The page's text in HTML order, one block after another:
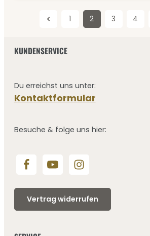
Seite
1 Seite
2 Seite
3 Seite
4
KUNDENSERVICE
Du erreichst uns unter:
Kontaktformular
Besuche & folge uns hier:
Vertrag widerrufen